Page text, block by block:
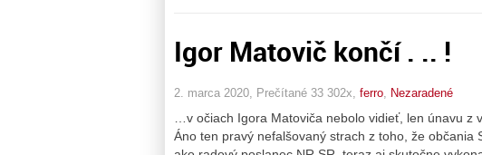
Igor Matovič končí . .. !
2. marca 2020, Prečítané 33 302x, ferro Nezaradené
…v očiach Igora Matoviča nebolo vidieť, len únavu z
Áno ten pravý nefalšovaný strach z toho, že občania